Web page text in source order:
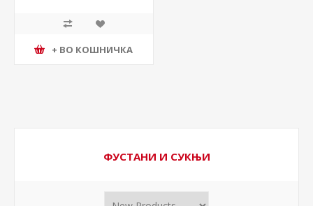
+ ВО КОШНИЧКА
ФУСТАНИ И СУКЊИ